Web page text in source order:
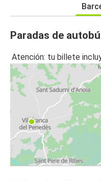
Paradas de
Atención: tu billete